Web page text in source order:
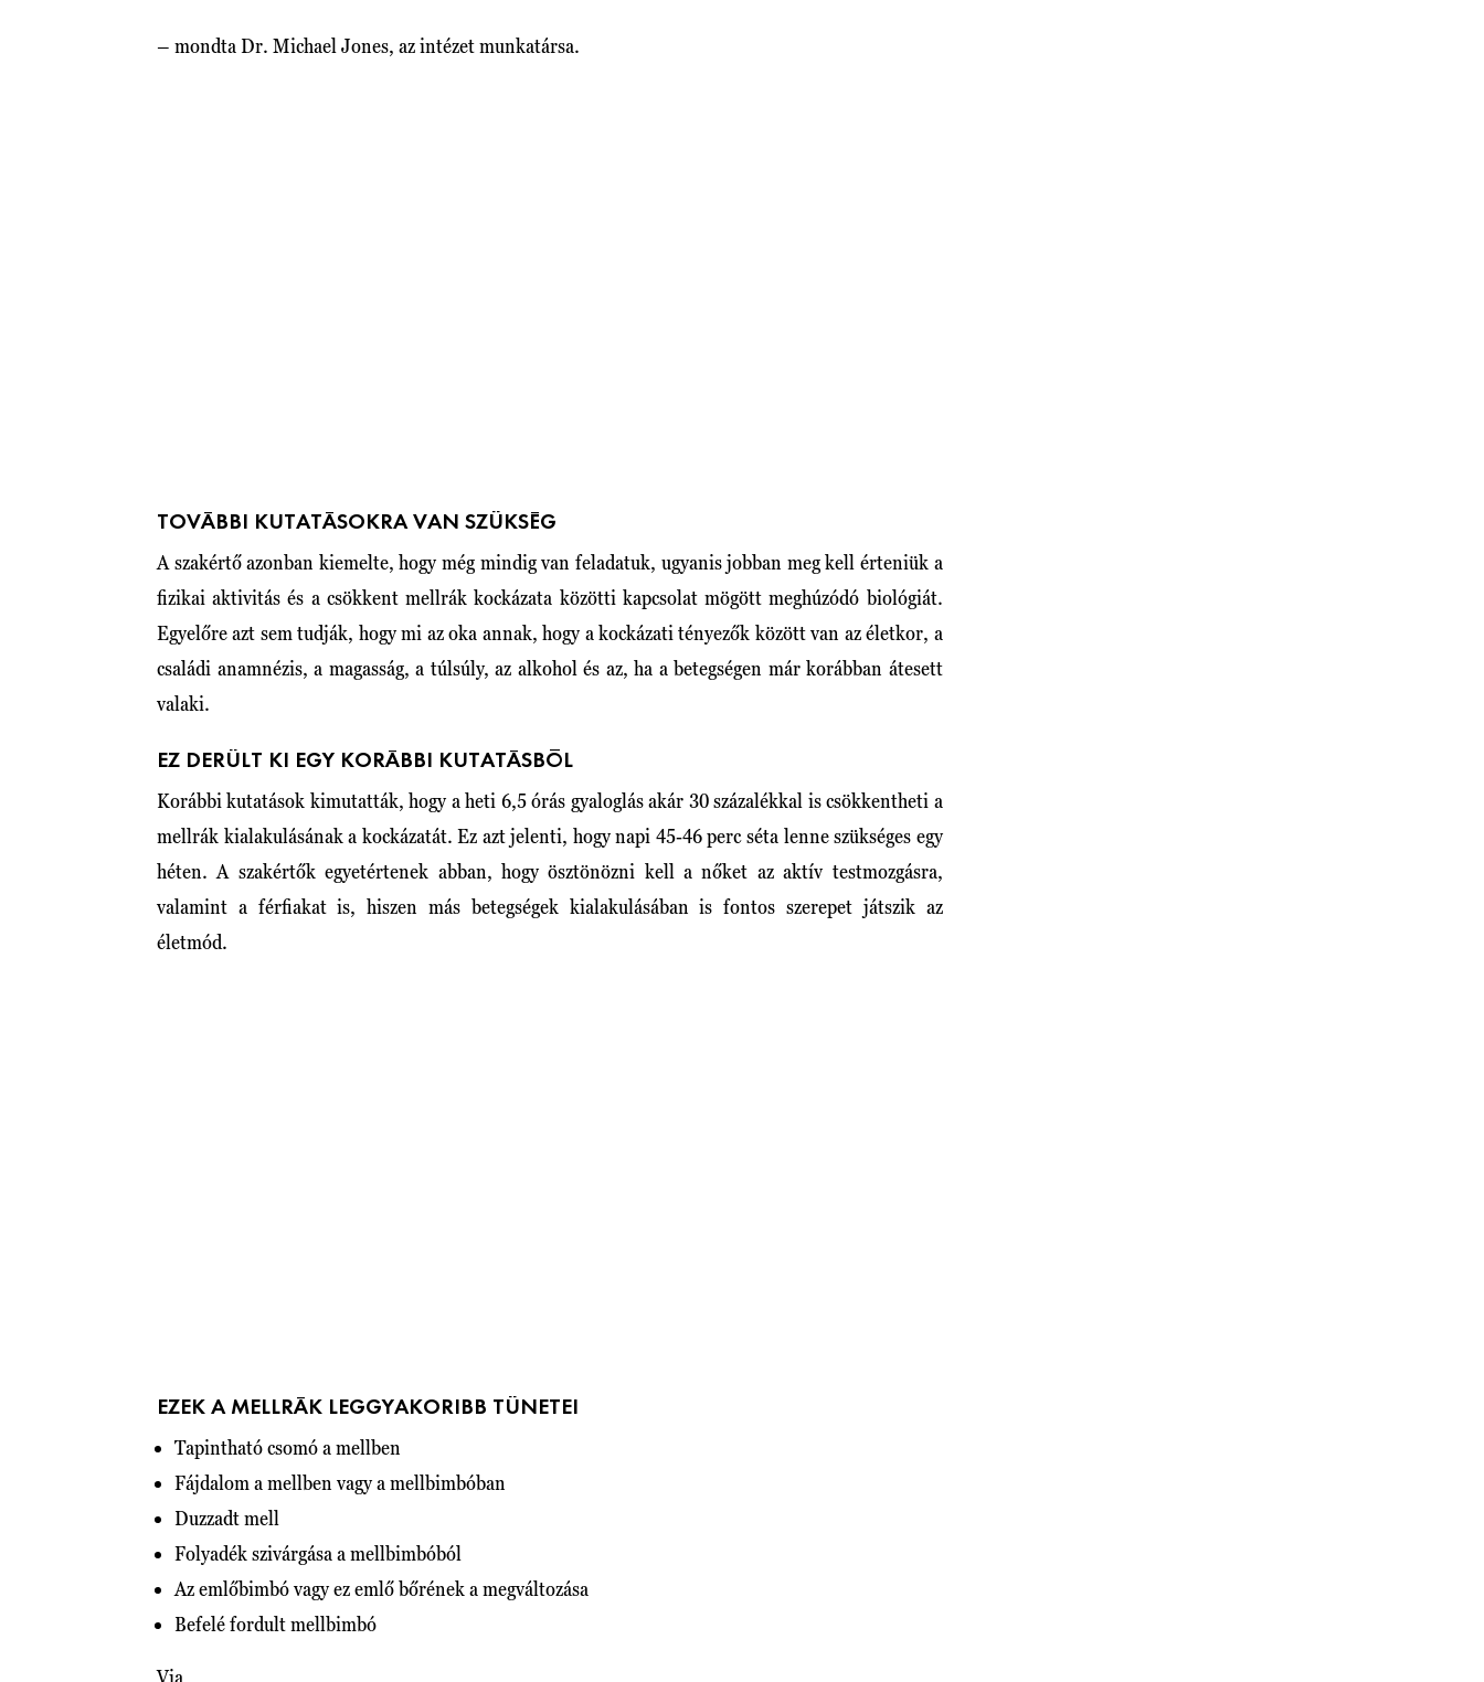
– mondta Dr. Michael Jones, az intézet munkatársa.
TOVÁBBI KUTATÁSOKRA VAN SZÜKSÉG
A szakértő azonban kiemelte, hogy még mindig van feladatuk, ugyanis jobban meg kell érteniük a
fizikai aktivitás és a csökkent mellrák kockázata közötti kapcsolat mögött meghúzódó biológiát.
Egyelőre azt sem tudják, hogy mi az oka annak, hogy a kockázati tényezők között van az életkor, a
családi anamnézis, a magasság, a túlsúly, az alkohol és az, ha a betegségen már korábban átesett
valaki.
EZ DERÜLT KI EGY KORÁBBI KUTATÁSBÓL
Korábbi kutatások kimutatták, hogy a heti 6,5 órás gyaloglás akár 30 százalékkal is csökkentheti a
mellrák kialakulásának a kockázatát. Ez azt jelenti, hogy napi 45-46 perc séta lenne szükséges egy
héten. A szakértők egyetértenek abban, hogy ösztönözni kell a nőket az aktív testmozgásra,
valamint a férfiakat is, hiszen más betegségek kialakulásában is fontos szerepet játszik az
életmód.
EZEK A MELLRÁK LEGGYAKORIBB TÜNETEI
Tapintható csomó a mellben
Fájdalom a mellben vagy a mellbimbóban
Duzzadt mell
Folyadék szivárgása a mellbimbóból
Az emlőbimbó vagy ez emlő bőrének a megváltozása
Befelé fordult mellbimbó
Via